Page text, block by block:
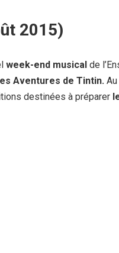
2015)
week-end musical de
Aventures de Tintin.
destinées à préparer